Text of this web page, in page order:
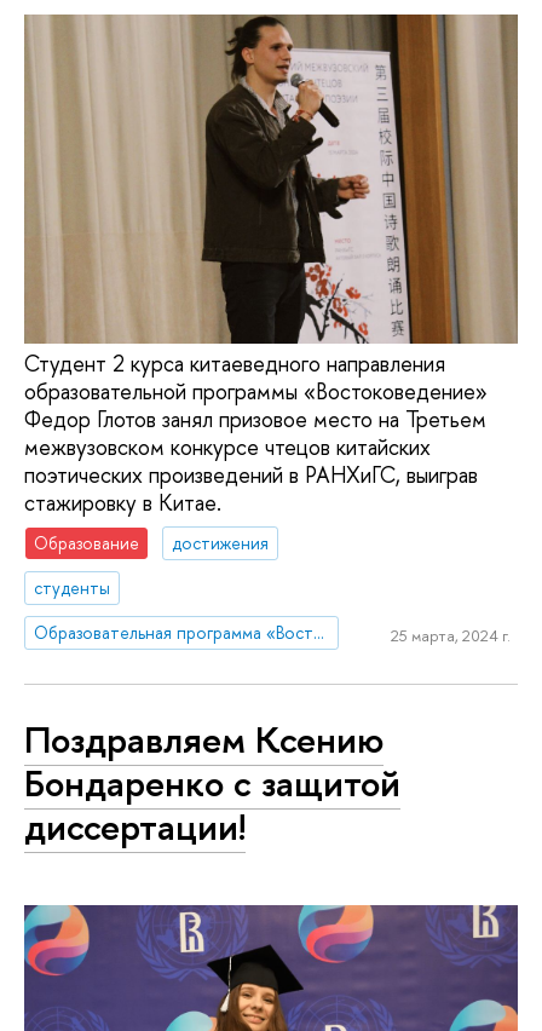
Студент 2 курса китаеведного направления
образовательной программы «Востоковедение»
Федор Глотов занял призовое место на Третьем
межвузовском конкурсе чтецов китайских
поэтических произведений в РАНХиГС, выиграв
стажировку в Китае.
Образование
достижения
студенты
Образовательная программа «Востоковедение»
25 марта, 2024 г.
Поздравляем Ксению
Бондаренко с защитой
диссертации!